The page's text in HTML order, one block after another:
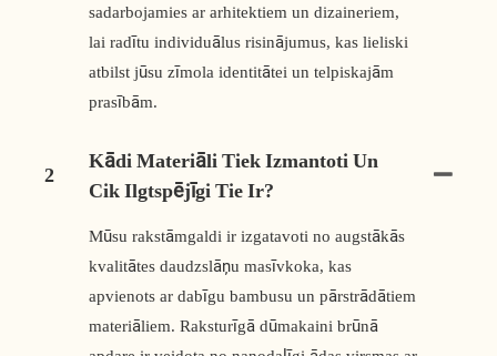
sadarbojamies ar arhitektiem un dizaineriem,
lai radītu individuālus risinājumus, kas lieliski
atbilst jūsu zīmola identitātei un telpiskajām
prasībām.
2
Kādi Materiāli Tiek Izmantoti Un
Cik Ilgtspējīgi Tie Ir?
Mūsu rakstāmgaldi ir izgatavoti no augstākās
kvalitātes daudzslāņu masīvkoka, kas
apvienots ar dabīgu bambusu un pārstrādātiem
materiāliem. Raksturīgā dūmakaini brūnā